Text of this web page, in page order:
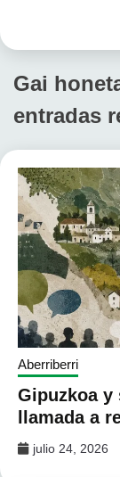
Gai
entradas
Aberriberri
Gipuzkoa y
llamada a
julio 24, 2026